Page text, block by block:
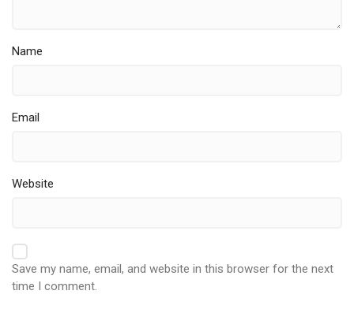
Name
Email
Website
Save my name, email, and website in this browser for the next
time I comment.